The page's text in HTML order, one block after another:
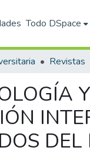
Todo DSpace
Revistas